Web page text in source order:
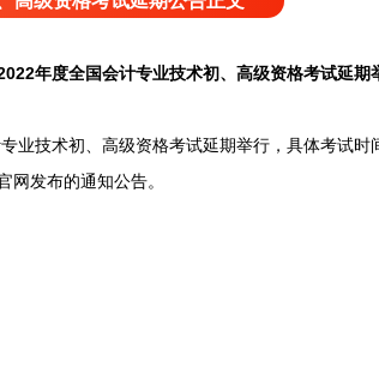
年度全国会计专业技术初、高级资格考试延期
技术初、高级资格考试延期举行，具体考试时
网发布的通知公告。